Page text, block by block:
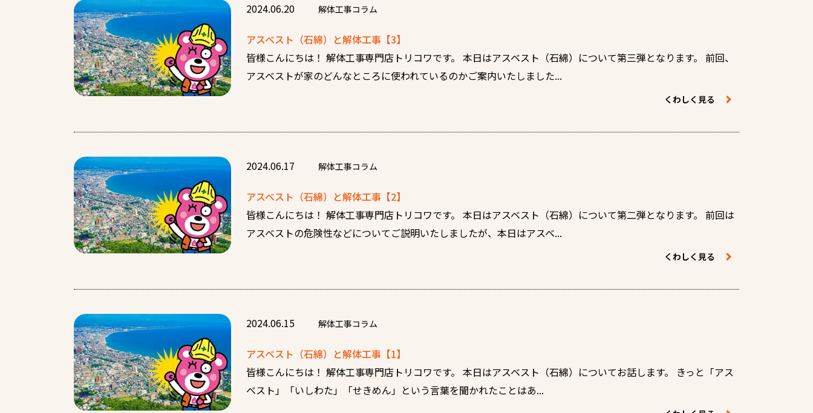
2024.06.20 解体工事コラム
アスベスト（石綿）と解体工事【3】
皆様こんにちは！ 解体工事専門店トリコワです。 本日はアスベスト（石綿）について第三弾となります。 前回、
アスベストが家のどんなところに使われているのかご案内いたしました...
くわしく見る
2024.06.17 解体工事コラム
アスベスト（石綿）と解体工事【2】
皆様こんにちは！ 解体工事専門店トリコワです。 本日はアスベスト（石綿）について第二弾となります。 前回は
アスベストの危険性などについてご説明いたしましたが、本日はアスベ...
くわしく見る
2024.06.15 解体工事コラム
アスベスト（石綿）と解体工事【1】
皆様こんにちは！ 解体工事専門店トリコワです。 本日はアスベスト（石綿）についてお話します。 きっと「アス
ベスト」「いしわた」「せきめん」という言葉を聞かれたことはあ...